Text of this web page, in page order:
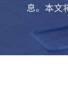
息。本文